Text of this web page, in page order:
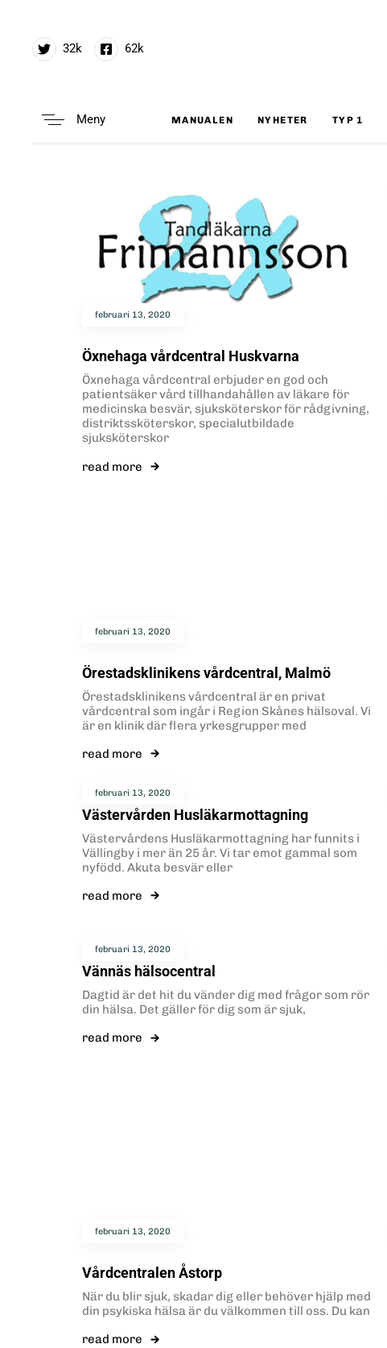
32k 62k
Meny MANUALEN NYHETER TYP 1
februari 13, 2020
Öxnehaga vårdcentral Huskvarna
Öxnehaga vårdcentral erbjuder en god och
patientsäker vård tillhandahållen av läkare för
medicinska besvär, sjuksköterskor för rådgivning,
distriktssköterskor, specialutbildade
sjuksköterskor
read more
februari 13, 2020
Örestadsklinikens vårdcentral, Malmö
Örestadsklinikens vårdcentral är en privat
vårdcentral som ingår i Region Skånes hälsoval. Vi
är en klinik där flera yrkesgrupper med
read more
februari 13, 2020
Västervården Husläkarmottagning
Västervårdens Husläkarmottagning har funnits i
Vällingby i mer än 25 år. Vi tar emot gammal som
nyfödd. Akuta besvär eller
read more
februari 13, 2020
Vännäs hälsocentral
Dagtid är det hit du vänder dig med frågor som rör
din hälsa. Det gäller för dig som är sjuk,
read more
februari 13, 2020
Vårdcentralen Åstorp
När du blir sjuk, skadar dig eller behöver hjälp med
din psykiska hälsa är du välkommen till oss. Du kan
read more